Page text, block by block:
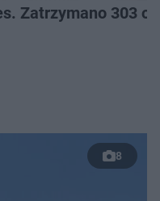
Potężny cios
8